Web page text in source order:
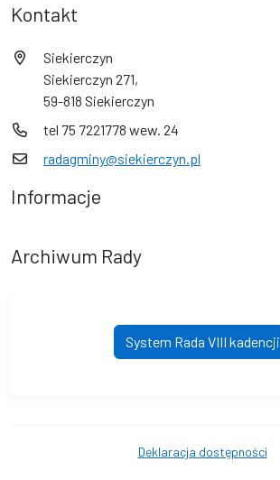
Kontakt
Siekierczyn
Siekierczyn 271,
59-818 Siekierczyn
tel 75 7221778 wew. 24
radagminy@siekierczyn.pl
Informacje
Archiwum Rady
System Rada VIII kadencji
Deklaracja dostępności